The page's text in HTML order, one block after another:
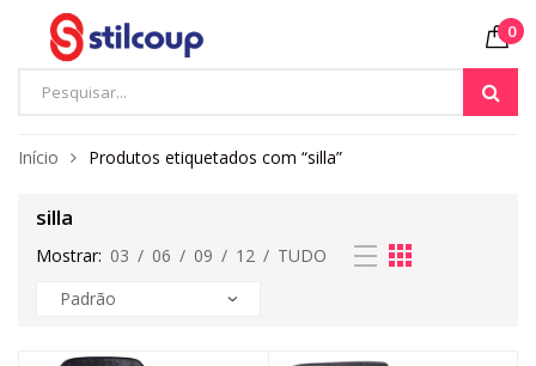
0
Início Produtos etiquetados com “silla”
silla
Mostrar: 03 / 06 / 09 / 12 / TUDO